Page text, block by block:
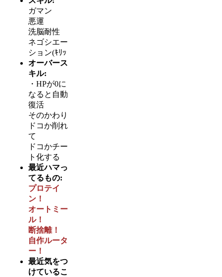
ガマン
悪運
洗脳耐性
ネゴシエー
ション(ｷﾘｯ
オーバース
キル:
・HPが0に
なると自動
復活
そのかわり
ドコか削れ
て
ドコかチー
ト化する
最近ハマっ
てるもの:
プロテイ
ン！
オートミー
ル！
断捨離！
自作ルータ
ー！
最近気をつ
けているこ